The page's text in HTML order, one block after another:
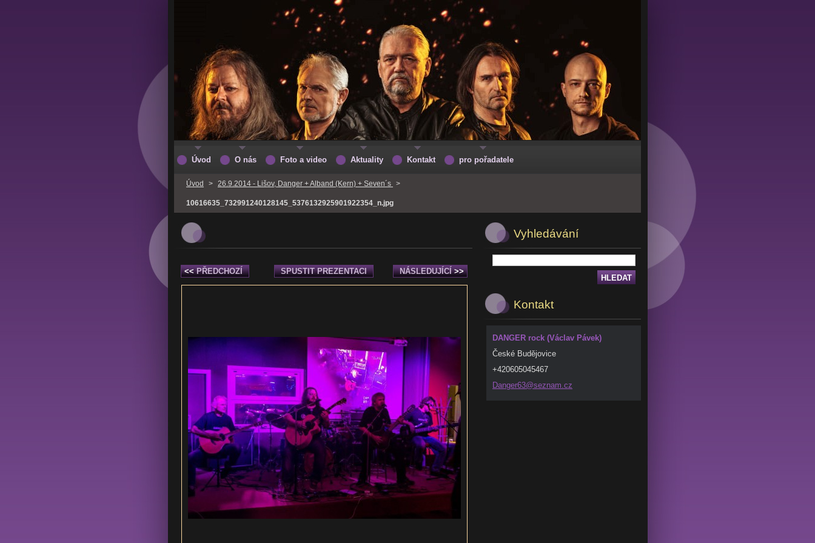
Úvod > 26.9.2014 - Lišov, Danger + Alband (Kern) + Seven´s >
10616635_732991240128145_5376132925901922354_n.jpg
<< PŘEDCHOZÍ SPUSTIT PREZENTACI NÁSLEDUJÍCÍ >>
Vyhledávání
Kontakt
DANGER rock (Václav Pávek)
České Budějovice
+420605045467
Danger63@seznam.cz
Úvod O nás Foto a video Aktuality Kontakt pro pořadatele